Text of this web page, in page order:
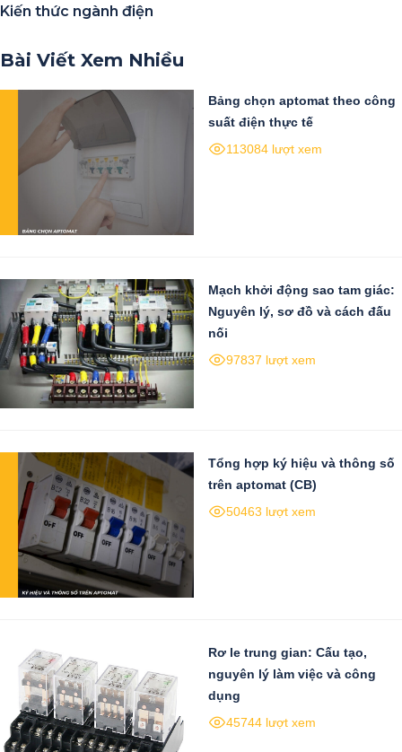
Kiến thức ngành điện
Bài Viết Xem Nhiều
Bảng chọn aptomat theo công
suất điện thực tế
113084 lượt xem
Mạch khởi động sao tam giác:
Nguyên lý, sơ đồ và cách đấu
nối
97837 lượt xem
Tổng hợp ký hiệu và thông số
trên aptomat (CB)
50463 lượt xem
Rơ le trung gian: Cấu tạo,
nguyên lý làm việc và công
dụng
45744 lượt xem